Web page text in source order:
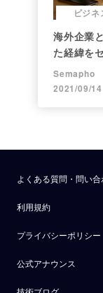
ビジネ
海外企業
た経緯を
Semapho
2021/09/14
よくある質問・問い
利用規約
プライバシーポリシー
公式アナウンス